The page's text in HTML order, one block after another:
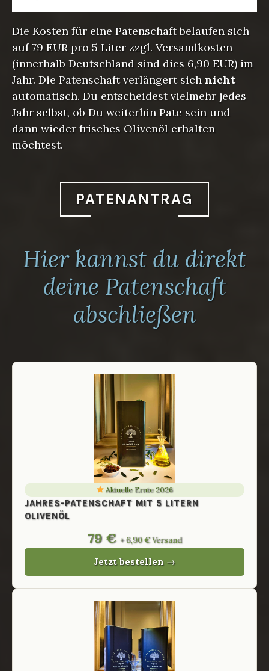
Die Kosten für eine Patenschaft belaufen sich
auf 79 EUR pro 5 Liter zzgl. Versandkosten
(innerhalb Deutschland sind dies 6,90 EUR) im
Jahr. Die Patenschaft verlängert sich nicht
automatisch. Du entscheidest vielmehr jedes
Jahr selbst, ob Du weiterhin Pate sein und
dann wieder frisches Olivenöl erhalten
möchtest.
PATENANTRAG
Hier kannst du direkt
deine Patenschaft
abschließen
Aktuelle Ernte 2026
JAHRES-PATENSCHAFT MIT 5 LITERN
OLIVENÖL
79 € + 6,90 € Versand
Jetzt bestellen →